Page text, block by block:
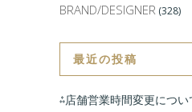
BRAND/DESIGNER (328)
最近の投稿
⁂店舗営業時間変更につ